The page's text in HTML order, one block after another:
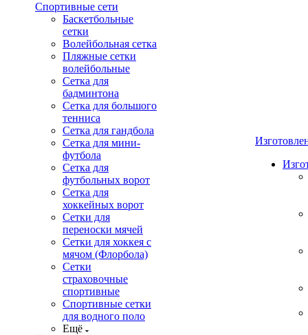
Спортивные сети
Баскетбольные
сетки
Волейбольная сетка
Пляжные сетки
волейбольные
Сетка для
бадминтона
Сетка для большого
тенниса
Сетка для гандбола
Сетка для мини-
футбола
Сетка для
футбольных ворот
Сетка для
хоккейных ворот
Сетки для
переноски мячей
Сетки для хоккея с
мячом (Флорбола)
Сетки
страховочные
спортивные
Спортивные сетки
для водного поло
Ещё